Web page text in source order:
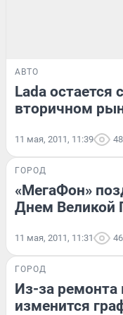
АВТО
Lada остается
вторичном
11 мая, 2011, 11:39
ГОРОД
«МегаФон»
Днем Великой
11 мая, 2011, 11:31
ГОРОД
Из-за ремонта
изменится